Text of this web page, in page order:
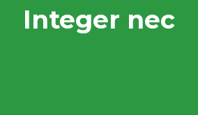
Integer nec